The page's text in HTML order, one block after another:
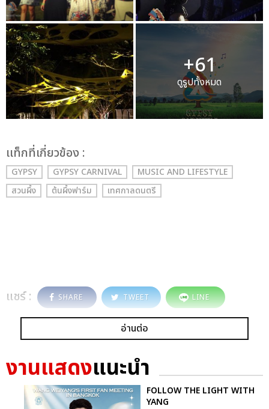
+61
ดูรูปทั้งหมด
เเท็กที่เกี่ยวข้อง :
GYPSY GYPSY CARNIVAL
MUSIC AND LIFESTYLE
สวนผึ้ง
ต้นผึ้งฟาร์ม เทศกาลดนตรี
แชร์ : SHARE TWEET LINE
อ่านต่อ
งานแสดงแนะนำ
FOLLOW THE LIGHT WITH
YANG